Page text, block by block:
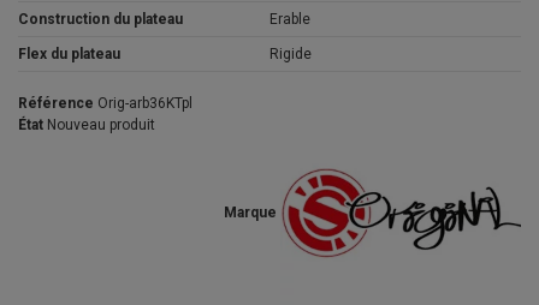
Construction du plateau Erable
Flex du plateau Rigide
Marque
Référence Orig-arb36KTpl
État Nouveau produit